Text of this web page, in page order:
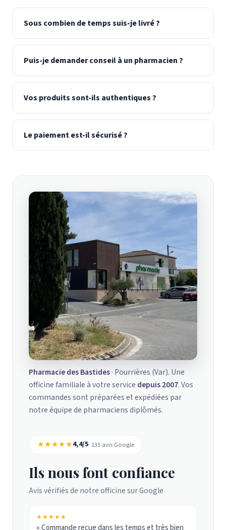
Sous combien de temps suis-je livré ?
Puis-je demander conseil à un pharmacien ?
Vos produits sont-ils authentiques ?
Le paiement est-il sécurisé ?
Pharmacie des Bastides· Pourrières (Var). Une
officine familiale à votre service depuis 2007. Vos
commandes sont préparées et expédiées par
notre équipe de pharmaciens diplômés.
★★★★★4,4/5· 133 avis Google
Ils nous font confiance
Avis vérifiés de notre officine sur Google
★★★★★
« Commande reçue dans les temps et très bien